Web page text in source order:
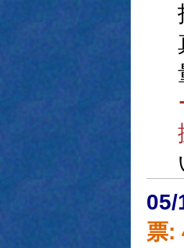
05/
票: